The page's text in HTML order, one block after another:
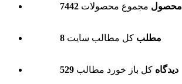
7442 محصول مجموع محصولات
8 مطلب کل مطالب سایت
529 دیدگاه کل باز خورد مطالب